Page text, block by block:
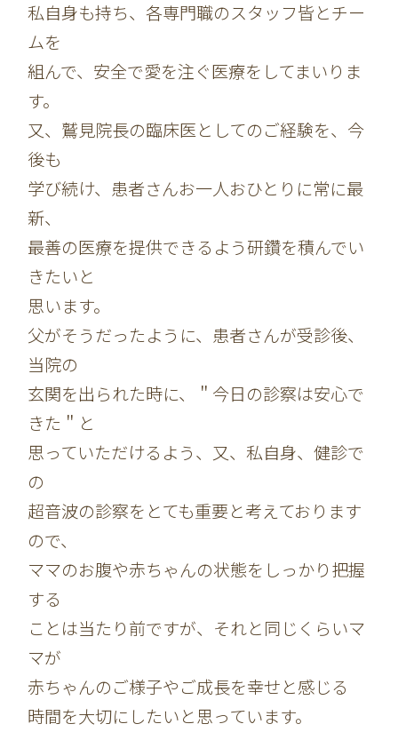
私自身も持ち、各専門職のスタッフ皆とチー
ムを
組んで、安全で愛を注ぐ医療をしてまいりま
す。
又、鷲見院長の臨床医としてのご経験を、今
後も
学び続け、患者さんお一人おひとりに常に最
新、
最善の医療を提供できるよう研鑽を積んでい
きたいと
思います。
父がそうだったように、患者さんが受診後、
当院の
玄関を出られた時に、＂今日の診察は安心で
きた＂と
思っていただけるよう、又、私自身、健診で
の
超音波の診察をとても重要と考えております
ので、
ママのお腹や赤ちゃんの状態をしっかり把握
する
ことは当たり前ですが、それと同じくらいマ
マが
赤ちゃんのご様子やご成長を幸せと感じる
時間を大切にしたいと思っています。